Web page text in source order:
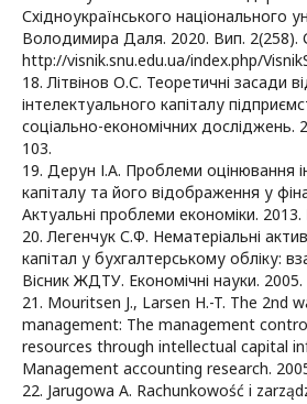
Східноукраїнського національного
Володимира Даля. 2020. Вип. 2(258).
http://visnik.snu.edu.ua/index.php/
18. Літвінов О.С. Теоретичні засади
інтелектуального капіталу
соціально-економічних досліджень.
103.
19. Дерун І.А. Проблеми оцінювання
капіталу та його відображення у
Актуальні проблеми економіки.
20. Легенчук С.Ф. Нематеріальні
капітал у бухгалтерському обліку:
Вісник ЖДТУ. Економічні науки.
21. Mouritsen J., Larsen H.-T. The 2nd
management: The management
resources through intellectual capital
Management accounting research.
22. Jarugowa A. Rachunkowość i